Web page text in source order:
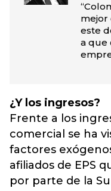
mejor
este
a que
¿Y los ingresos?
Frente a los
comercial se ha
factores
afiliados de EPS
por parte de la